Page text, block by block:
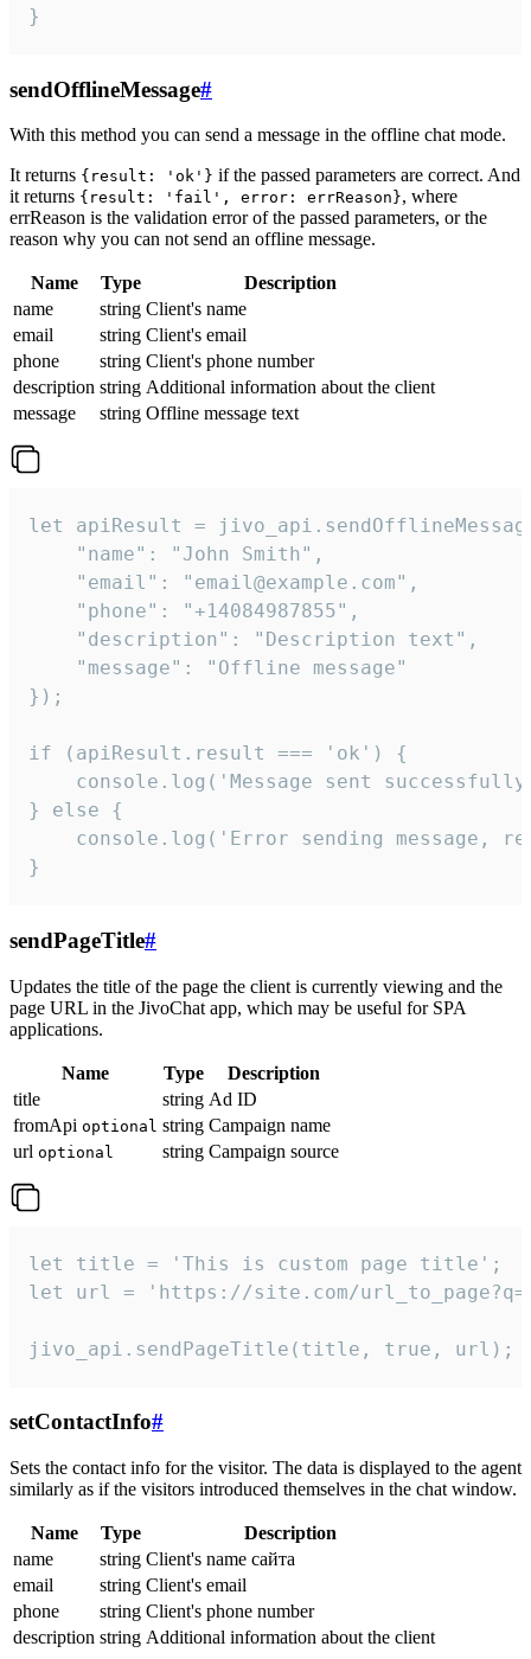
}
sendOfflineMessage#
With this method you can send a message in the offline chat mode.
It returns {result: 'ok'} if the passed parameters are correct. And
it returns {result: 'fail', error: errReason}, where
errReason is the validation error of the passed parameters, or the
reason why you can not send an offline message.
Name Type
Description
name
string Client's name
email
string Client's email
phone
string Client's phone number
description string Additional information about the client
message
string Offline message text
let apiResult =
    "name": "John Smith",
    "email": "email@example.com",
    "phone": "+14084987855",
    "description": "Description text",
    "message": "Offline message"
});
if (apiResult.result === 'ok') {
console.log('Message sent
} else {
console.log('Error sending message,
}
sendPageTitle#
Updates the title of the page the client is currently viewing and the
page URL in the JivoChat app, which may be useful for SPA
applications.
Name Type
Description
title
string Ad ID
fromApi optional string Campaign name
url optional string Campaign source
let title = 'This is custom page title';
let url = 'https://site.com/
jivo_api.sendPageTitle(title, true, url);
setContactInfo#
Sets the contact info for the visitor. The data is displayed to the agent
similarly as if the visitors introduced themselves in the chat window.
Name Type
Description
name
string Client's name сайта
email
string Client's email
phone
string Client's phone number
description string Additional information about the client